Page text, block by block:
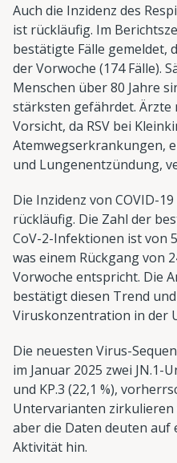
Auch die Inzidenz des
ist rückläufig. Im
bestätigte Fälle gemeldet,
der Vorwoche (174 Fälle).
Menschen über 80 Jahre
stärksten gefährdet.
Vorsicht, da RSV bei
Atemwegserkrankungen,
und Lungenentzündung,
Die Inzidenz von COVID-
rückläufig. Die Zahl der
CoV-2-Infektionen ist von
was einem Rückgang von
Vorwoche entspricht. Die
bestätigt diesen Trend
Viruskonzentration in der
Die neuesten Virus-
im Januar 2025 zwei JN.1-
und KP.3 (22,1 %),
Untervarianten
aber die Daten deuten auf
Aktivität hin.